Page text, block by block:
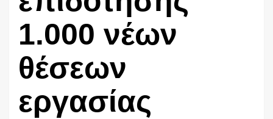
1.000 νέων
θέσεων
εργασίας